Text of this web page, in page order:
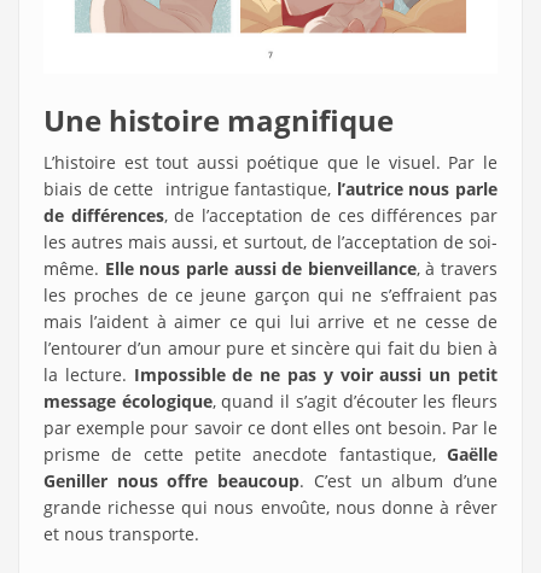
Une histoire magnifique
L’histoire est tout aussi poétique que le visuel. Par le
biais de cette intrigue fantastique, l’autrice nous parle
de différences, de l’acceptation de ces différences par
les autres mais aussi, et surtout, de l’acceptation de soi-
même. Elle nous parle aussi de bienveillance, à travers
les proches de ce jeune garçon qui ne s’effraient pas
mais l’aident à aimer ce qui lui arrive et ne cesse de
l’entourer d’un amour pure et sincère qui fait du bien à
la lecture. Impossible de ne pas y voir aussi un petit
message écologique, quand il s’agit d’écouter les fleurs
par exemple pour savoir ce dont elles ont besoin. Par le
prisme de cette petite anecdote fantastique, Gaëlle
Geniller nous offre beaucoup. C’est un album d’une
grande richesse qui nous envoûte, nous donne à rêver
et nous transporte.